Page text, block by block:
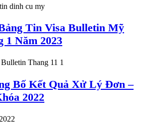
Tin Visa Bulletin Mỹ
1 Năm 2023
Bố Kết Quả Xử Lý Đơn –
2022